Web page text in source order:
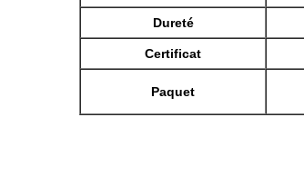
Dureté
Certificat
Paquet